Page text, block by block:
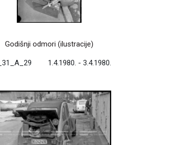
Godišnji odmori (ilustracije)
1.4.1980. - 3.4.1980.